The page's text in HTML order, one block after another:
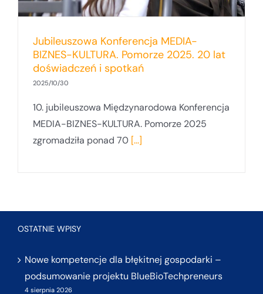
Jubileuszowa Konferencja MEDIA-
BIZNES-KULTURA. Pomorze 2025. 20 lat
doświadczeń i spotkań
2025/10/30
10. jubileuszowa Międzynarodowa Konferencja
MEDIA-BIZNES-KULTURA. Pomorze 2025
zgromadziła ponad 70 [...]
OSTATNIE WPISY
Nowe kompetencje dla błękitnej gospodarki –
podsumowanie projektu BlueBioTechpreneurs
4 sierpnia 2026